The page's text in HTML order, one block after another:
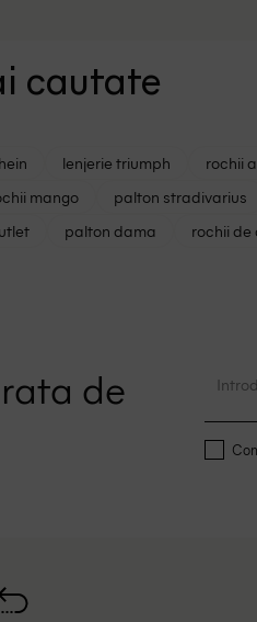
cautate
lenjerie triumph rochii
mango palton stradivarius
palton dama rochii de
de